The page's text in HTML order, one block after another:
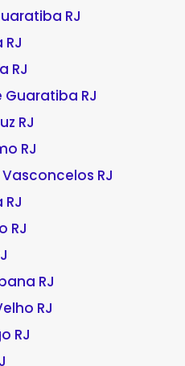
RJ
RJ
Guaratiba RJ
RJ
RJ
RJ
RJ
RJ
RJ
RJ